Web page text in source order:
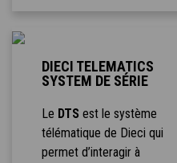
DIECI TELEMATICS
SYSTEM DE SÉRIE
Le DTS est le système
télématique de Dieci qui
permet d’interagir à